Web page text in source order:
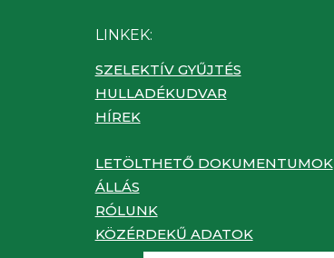
LINKEK:
SZELEKTÍV GYŰJTÉS
HULLADÉKUDVAR
HÍREK
LETÖLTHETŐ DOKUMENTUMOK
ÁLLÁS
RÓLUNK
KÖZÉRDEKŰ ADATOK